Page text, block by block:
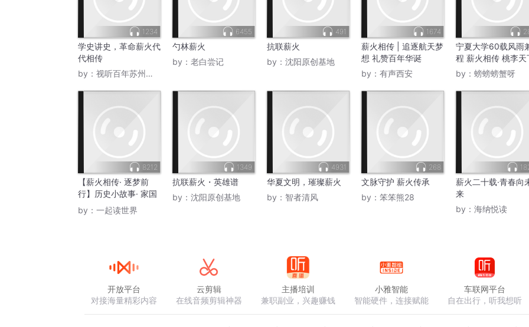
1234
学史讲史，革命薪火代
代相传
by： 视听百年苏州党史
6455
勺林薪火
by： 老白尝记
491
抗联薪火
by： 沈阳原创基地
1674
薪火相传 | 追逐航天梦
想 礼赞百年华诞
by： 有声西安
宁夏大学60载风雨
程 薪火相传 桃李天
by： 螃螃螃蟹呀
8212
【薪火相传· 逐梦前
行】历史小故事· 家国
大情怀
by： 一起读世界
1349
抗联薪火・英雄谱
by： 沈阳原创基地
4931
华夏文明，璀璨薪火
by： 智者清风
268
文脉守护 薪火传承
by： 笨笨熊28
薪火二十载·青春向
来
by： 海纳悦读
开放平台
对接海量精彩内容
云剪辑
在线音频剪辑神器
主播培训
兼职副业，兴趣赚钱
小雅智能
智能硬件，连接赋能
车联网平台
自在出行，听我想听